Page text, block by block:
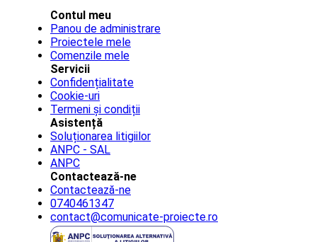
Contul meu
Panou de administrare
Proiectele mele
Comenzile mele
Servicii
Confidențialitate
Cookie-uri
Termeni și condiții
Asistență
Soluționarea litigiilor
ANPC - SAL
ANPC
Contactează-ne
Contactează-ne
0740461347
contact@comunicate-proiecte.ro